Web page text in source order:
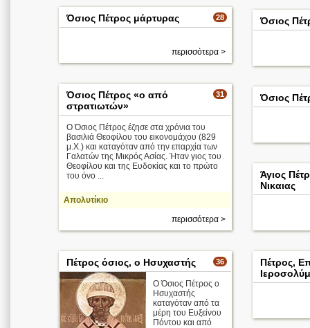
28
Όσιος Πέτρος μάρτυρας
περισσότερα >
Όσιος
31
Όσιος Πέτρος «ο από
στρατιωτών»
Ο Όσιος Πέτρος έζησε στα χρόνια του
βασιλιά Θεοφίλου του εικονομάχου (829
μ.Χ.) και καταγόταν από την επαρχία των
Γαλατών της Μικρός Ασίας. Ήταν γιος του
Θεοφίλου και της Ευδοκίας και το πρώτο
του όνο ...
Απολυτίκιο
περισσότερα >
Όσιος
Άγιος
Νικαιας
36
Πέτρος όσιος, ο Ησυχαστής
Ο Όσιος Πέτρος ο
Ησυχαστής
καταγόταν από τα
μέρη του Ευξείνου
Πόντου και από
Πέτρος,